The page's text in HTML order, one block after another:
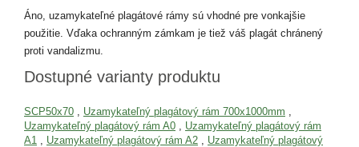
Áno, uzamykateľné plagátové rámy sú vhodné pre vonkajšie
použitie. Vďaka ochranným zámkam je tiež váš plagát chránený
proti vandalizmu.
Dostupné varianty produktu
SCP50x70 Uzamykateľný plagátový rám 700x1000mm
Uzamykateľný plagátový rám A0
Uzamykateľný plagátový rám
A1
Uzamykateľný plagátový rám A2
Uzamykateľný plagátový